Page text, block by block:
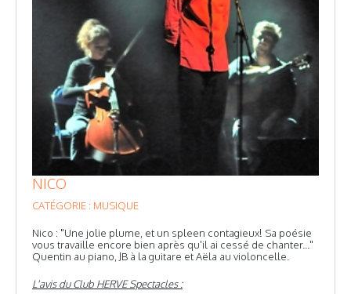
NICO
CATÉGORIE : MUSIQUE
Nico : "Une jolie plume, et un spleen contagieux! Sa poésie
vous travaille encore bien après qu'il ai cessé de chanter..."
Quentin au piano, JB à la guitare et Aëla au violoncelle.
L'avis du Club HERVE Spectacles :